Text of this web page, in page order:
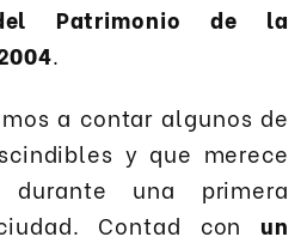
Patrimonio de la
.
a contar algunos de
y que merece
una primera
Contad con un